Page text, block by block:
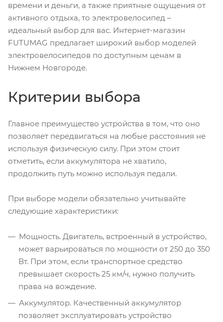
времени и деньги, а также приятные ощущения от
активного отдыха, то электровелосипед –
идеальный выбор для вас. Интернет-магазин
FUTUMAG предлагает широкий выбор моделей
электровелосипедов по доступным ценам в
Нижнем Новгороде.
Критерии выбора
Главное преимущество устройства в том, что оно
позволяет передвигаться на любые расстояния не
используя физическую силу. При этом стоит
отметить, если аккумулятора не хватило,
продолжить путь можно используя педали.
При выборе модели обязательно учитывайте
следующие характеристики:
Мощность. Двигатель, встроенный в устройство,
может варьироваться по мощности от 250 до 350
Вт. При этом, если транспортное средство
превышает скорость 25 км/ч, нужно получить
права на вождение.
Аккумулятор. Качественный аккумулятор
позволяет эксплуатировать устройство